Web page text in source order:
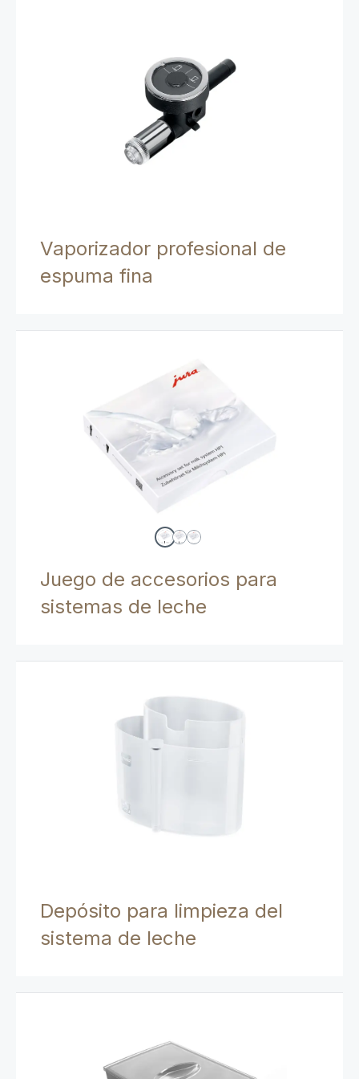
Vaporizador profesional de
espuma fina
Juego de accesorios para
sistemas de leche
Depósito para limpieza del
sistema de leche